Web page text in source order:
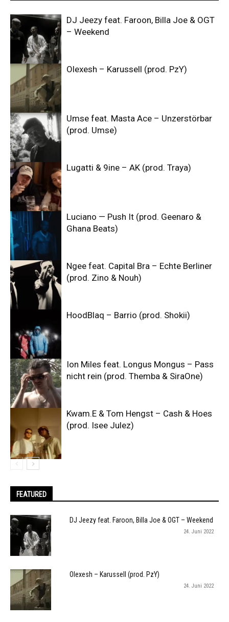
DJ Jeezy feat. Faroon, Billa Joe & OGT
– Weekend
Olexesh – Karussell (prod. PzY)
Umse feat. Masta Ace – Unzerstörbar
(prod. Umse)
Lugatti & 9ine – AK (prod. Traya)
Luciano — Push It (prod. Geenaro &
Ghana Beats)
Ngee feat. Capital Bra – Echte Berliner
(prod. Zino & Nouh)
HoodBlaq – Barrio (prod. Shokii)
Ion Miles feat. Longus Mongus – Pass
nicht rein (prod. Themba & SiraOne)
Kwam.E & Tom Hengst – Cash & Hoes
(prod. Isee Julez)
FEATURED
DJ Jeezy feat. Faroon, Billa Joe & OGT – Weekend
24. Juni 2022
Olexesh – Karussell (prod. PzY)
24. Juni 2022